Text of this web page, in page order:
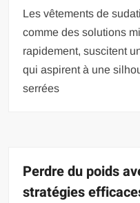
Les vêtements de
comme des solutions
rapidement, suscitent
qui aspirent à une
serrées
Perdre du poids
stratégies